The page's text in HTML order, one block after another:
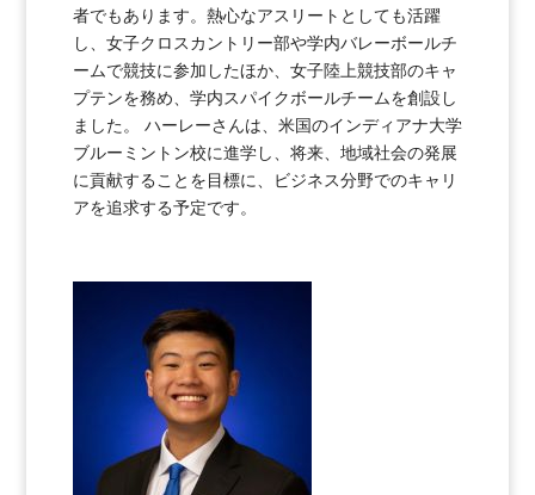
者でもあります。熱心なアスリートとしても活躍
し、女子クロスカントリー部や学内バレーボールチ
ームで競技に参加したほか、女子陸上競技部のキャ
プテンを務め、学内スパイクボールチームを創設し
ました。 ハーレーさんは、米国のインディアナ大学
ブルーミントン校に進学し、将来、地域社会の発展
に貢献することを目標に、ビジネス分野でのキャリ
アを追求する予定です。